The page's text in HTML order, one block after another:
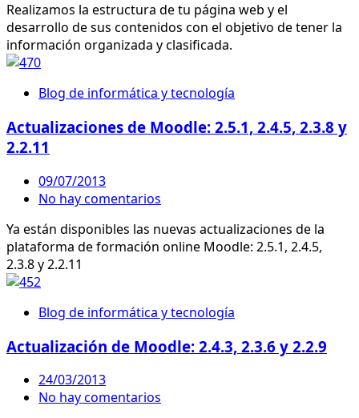
Realizamos la estructura de tu página web y el
desarrollo de sus contenidos con el objetivo de tener la
información organizada y clasificada.
Blog de informática y tecnología
Actualizaciones de Moodle: 2.5.1, 2.4.5, 2.3.8 y
2.2.11
09/07/2013
No hay comentarios
Ya están disponibles las nuevas actualizaciones de la
plataforma de formación online Moodle: 2.5.1, 2.4.5,
2.3.8 y 2.2.11
Blog de informática y tecnología
Actualización de Moodle: 2.4.3, 2.3.6 y 2.2.9
24/03/2013
No hay comentarios